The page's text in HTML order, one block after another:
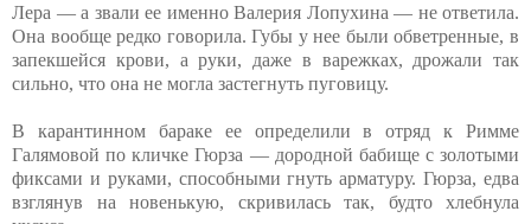
Лера — а звали ее именно Валерия Лопухина — не ответила.
Она вообще редко говорила. Губы у нее были обветренные, в
запекшейся крови, а руки, даже в варежках, дрожали так
сильно, что она не могла застегнуть пуговицу.
В карантинном бараке ее определили в отряд к Римме
Галямовой по кличке Гюрза — дородной бабище с золотыми
фиксами и руками, способными гнуть арматуру. Гюрза, едва
взглянув на новенькую, скривилась так, будто хлебнула